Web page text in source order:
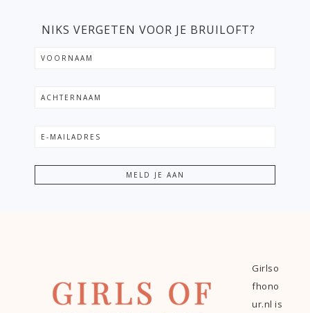
NIKS VERGETEN VOOR JE BRUILOFT?
Girlso
fhono
ur.nl is